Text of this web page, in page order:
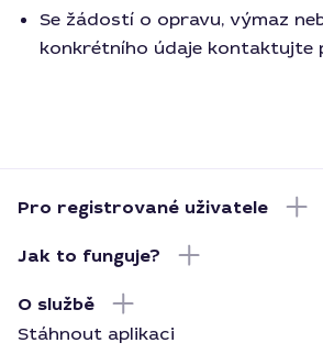
Se žádostí o opravu, výmaz
konkrétního údaje kontaktujte
Pro registrované uživatele
Jak to funguje?
O službě
Stáhnout aplikaci